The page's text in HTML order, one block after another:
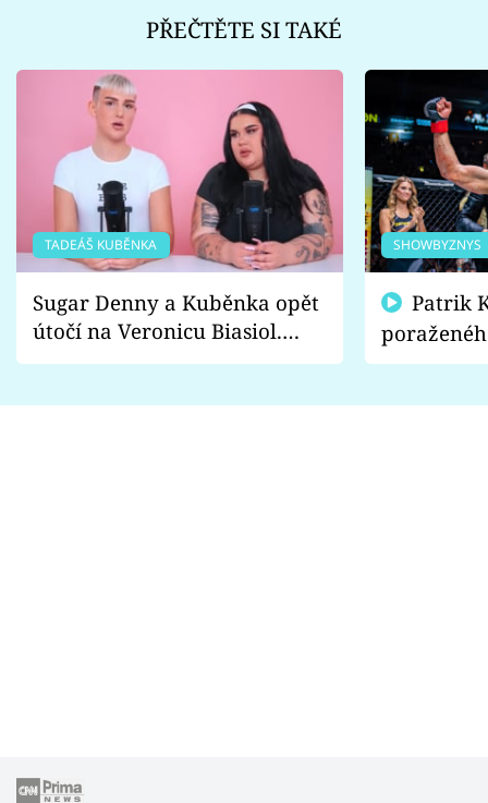
PŘEČTĚTE SI TAKÉ
TADEÁŠ KUBĚNKA
Sugar Denny a Kuběnka opět
útočí na Veronicu Biasiol.
Proč je podle nich falešná a
SHOWBYZNYS
fanoušci